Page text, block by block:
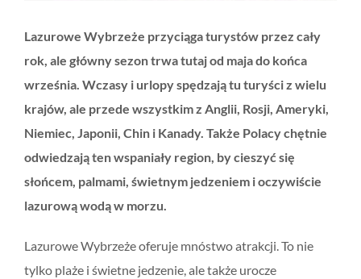
Lazurowe Wybrzeże przyciąga turystów przez cały
rok, ale główny sezon trwa tutaj od maja do końca
września. Wczasy i urlopy spędzają tu turyści z wielu
krajów, ale przede wszystkim z Anglii, Rosji, Ameryki,
Niemiec, Japonii, Chin i Kanady. Także Polacy chętnie
odwiedzają ten wspaniały region, by cieszyć się
słońcem, palmami, świetnym jedzeniem i oczywiście
lazurową wodą w morzu.
Lazurowe Wybrzeże oferuje mnóstwo atrakcji. To nie
tylko plaże i świetne jedzenie, ale także urocze